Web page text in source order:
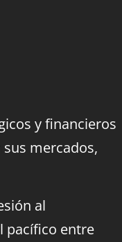
y financieros
sus mercados,
al
pacífico entre